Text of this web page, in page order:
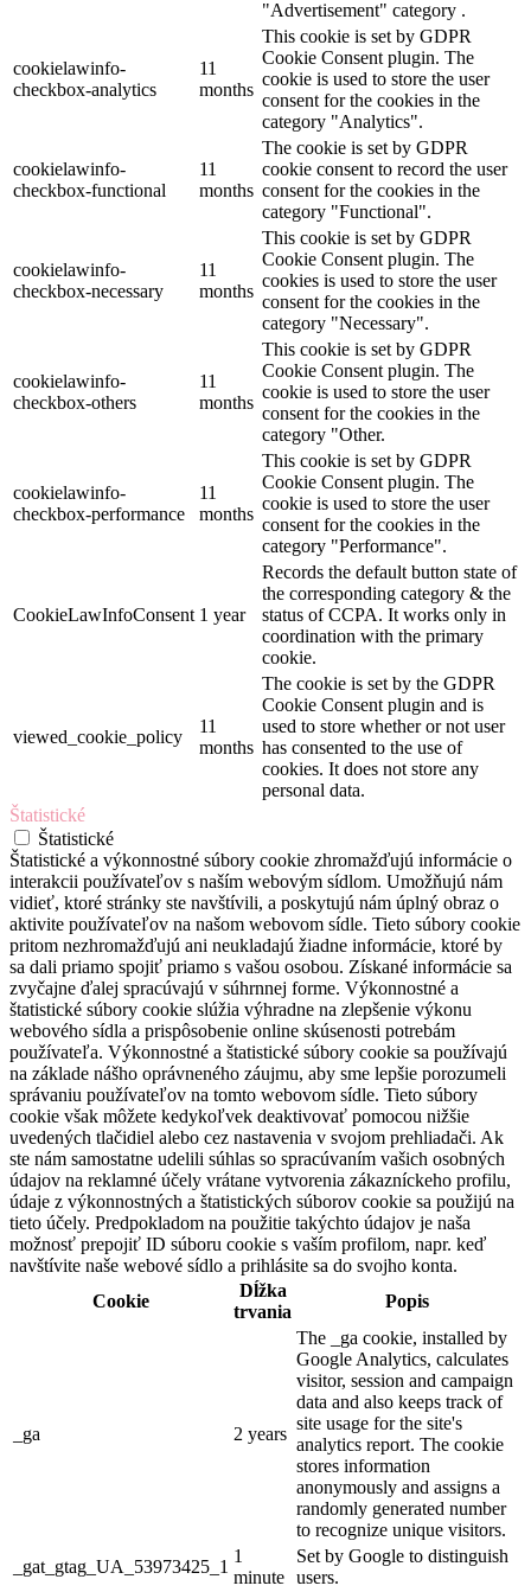
"Advertisement" category .
cookielawinfo-
checkbox-analytics
11
months
This cookie is set by GDPR
Cookie Consent plugin. The
cookie is used to store the user
consent for the cookies in the
category "Analytics".
cookielawinfo-
checkbox-functional
11
months
The cookie is set by GDPR
cookie consent to record the user
consent for the cookies in the
category "Functional".
cookielawinfo-
checkbox-necessary
11
months
This cookie is set by GDPR
Cookie Consent plugin. The
cookies is used to store the user
consent for the cookies in the
category "Necessary".
cookielawinfo-
checkbox-others
11
months
This cookie is set by GDPR
Cookie Consent plugin. The
cookie is used to store the user
consent for the cookies in the
category "Other.
cookielawinfo-
checkbox-performance
11
months
This cookie is set by GDPR
Cookie Consent plugin. The
cookie is used to store the user
consent for the cookies in the
category "Performance".
CookieLawInfoConsent 1 year
Records the default button state of
the corresponding category & the
status of CCPA. It works only in
coordination with the primary
cookie.
viewed_cookie_policy
11
months
The cookie is set by the GDPR
Cookie Consent plugin and is
used to store whether or not user
has consented to the use of
cookies. It does not store any
personal data.
Štatistické
Štatistické
Štatistické a výkonnostné súbory cookie zhromažďujú informácie o
interakcii používateľov s naším webovým sídlom. Umožňujú nám
vidieť, ktoré stránky ste navštívili, a poskytujú nám úplný obraz o
aktivite používateľov na našom webovom sídle. Tieto súbory cookie
pritom nezhromažďujú ani neukladajú žiadne informácie, ktoré by
sa dali priamo spojiť priamo s vašou osobou. Získané informácie sa
zvyčajne ďalej spracúvajú v súhrnnej forme. Výkonnostné a
štatistické súbory cookie slúžia výhradne na zlepšenie výkonu
webového sídla a prispôsobenie online skúsenosti potrebám
používateľa. Výkonnostné a štatistické súbory cookie sa používajú
na základe nášho oprávneného záujmu, aby sme lepšie porozumeli
správaniu používateľov na tomto webovom sídle. Tieto súbory
cookie však môžete kedykoľvek deaktivovať pomocou nižšie
uvedených tlačidiel alebo cez nastavenia v svojom prehliadači. Ak
ste nám samostatne udelili súhlas so spracúvaním vašich osobných
údajov na reklamné účely vrátane vytvorenia zákazníckeho profilu,
údaje z výkonnostných a štatistických súborov cookie sa použijú na
tieto účely. Predpokladom na použitie takýchto údajov je naša
možnosť prepojiť ID súboru cookie s vaším profilom, napr. keď
navštívite naše webové sídlo a prihlásite sa do svojho konta.
Cookie
Dĺžka
trvania
Popis
_ga 2 years
The _ga cookie, installed by
Google Analytics, calculates
visitor, session and campaign
data and also keeps track of
site usage for the site's
analytics report. The cookie
stores information
anonymously and assigns a
randomly generated number
to recognize unique visitors.
_gat_gtag_UA_53973425_1
1
minute
Set by Google to distinguish
users.